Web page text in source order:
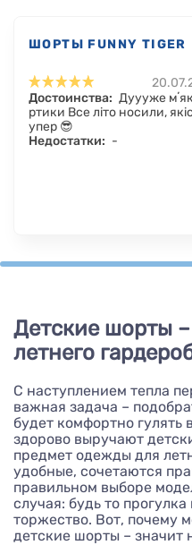
ШОРТЫ FUNNY TIGER
Достоинства: Дуууже
ртики Все літо носили,
упер 😎
Недостатки: -
Детские шорты
летнего
С наступлением тепла
важная задача –
будет комфортно гулять
здорово выручают
предмет одежды для
удобные, сочетаются
правильном выборе
случая: будь то
торжество. Вот, почему
детские шорты – значит